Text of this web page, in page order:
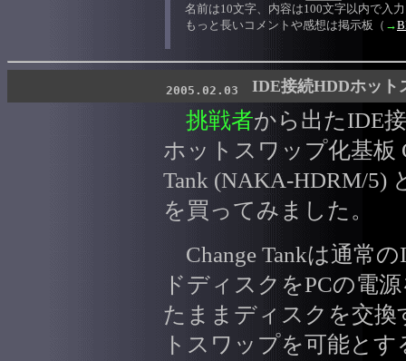
名前は10文字、内容は100文字以内で入
もっと長いコメントや感想は掲示板（ →
2005.02.03 IDE接続HDDホット
挑戦者から出たIDE
ホットスワップ化基板
Tank (NAKA-HDRM/5)
を買ってみました。
Change Tankは通常
ドディスクをPCの電
たままディスクを交換
トスワップを可能とす